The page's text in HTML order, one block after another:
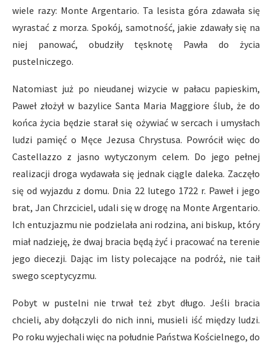
wiele razy: Monte Argentario. Ta lesista góra zdawała się
wyrastać z morza. Spokój, samotność, jakie zdawały się na
niej panować, obudziły tęsknotę Pawła do życia
pustelniczego.
Natomiast już po nieudanej wizycie w pałacu papieskim,
Paweł złożył w bazylice Santa Maria Maggiore ślub, że do
końca życia będzie starał się ożywiać w sercach i umysłach
ludzi pamięć o Męce Jezusa Chrystusa. Powrócił więc do
Castellazzo z jasno wytyczonym celem. Do jego pełnej
realizacji droga wydawała się jednak ciągle daleka. Zaczęło
się od wyjazdu z domu. Dnia 22 lutego 1722 r. Paweł i jego
brat, Jan Chrzciciel, udali się w drogę na Monte Argentario.
Ich entuzjazmu nie podzielała ani rodzina, ani biskup, który
miał nadzieję, że dwaj bracia będą żyć i pracować na terenie
jego diecezji. Dając im listy polecające na podróż, nie taił
swego sceptycyzmu.
Pobyt w pustelni nie trwał też zbyt długo. Jeśli bracia
chcieli, aby dołączyli do nich inni, musieli iść między ludzi.
Po roku wyjechali więc na południe Państwa Kościelnego, do